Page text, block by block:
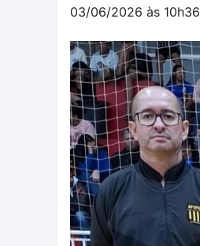
03/06/2026 às 10h36